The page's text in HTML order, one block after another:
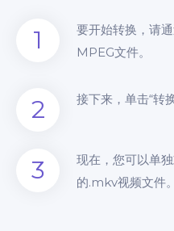
1
要开始转换，请
MPEG文件。
2 接下来，单击“转
3
现在，您可以单
的.mkv视频文件。